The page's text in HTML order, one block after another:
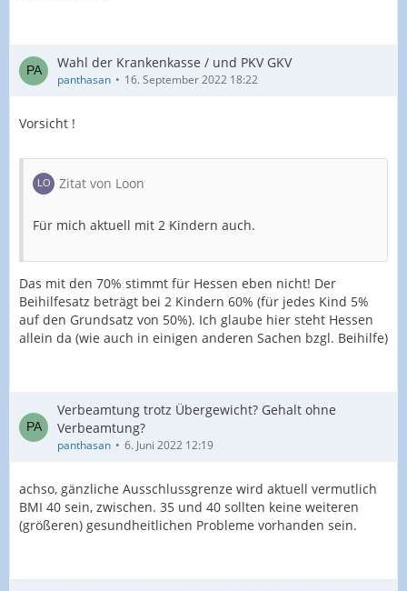
Wahl der Krankenkasse / und PKV GKV
panthasan 16. September 2022 18:22
Vorsicht !
Zitat von Loon
Für mich aktuell mit 2 Kindern auch.
Das mit den 70% stimmt für Hessen eben nicht! Der
Beihilfesatz beträgt bei 2 Kindern 60% (für jedes Kind 5%
auf den Grundsatz von 50%). Ich glaube hier steht Hessen
allein da (wie auch in einigen anderen Sachen bzgl. Beihilfe)
Verbeamtung trotz Übergewicht? Gehalt ohne
Verbeamtung?
panthasan 6. Juni 2022 12:19
achso, gänzliche Ausschlussgrenze wird aktuell vermutlich
BMI 40 sein, zwischen. 35 und 40 sollten keine weiteren
(größeren) gesundheitlichen Probleme vorhanden sein.